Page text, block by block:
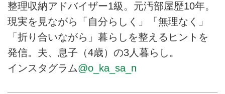
整理収納アドバイザー1級。元汚部屋歴10年。
現実を見ながら「自分らしく」「無理なく」
「折り合いながら」暮らしを整えるヒントを
発信。夫、息子（4歳）の3人暮らし。
インスタグラム@o_ka_sa_n